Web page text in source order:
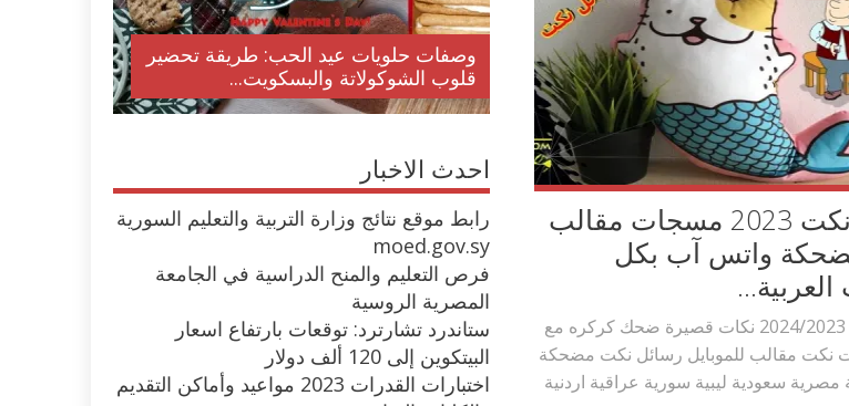
رسائل نكت 2023 مسجات مقالب
واتس آب بكل
رسائل نكت 2024/2023 نكات قصيرة ضحك كركره مع
نكت مقالب للموبايل رسائل نكت مضحكة
مصرية سعودية ليبية سورية عراقية اردنية
وصفات حلويات عيد الحب: طريقة تحضير
قلوب الشوكولاتة والبسكويت...
أكلات عيد راس السنة الميلادية
المجيد الكريسما...
احدث الاخبار
رابط موقع نتائج وزارة التربية والتعليم السورية
moed.gov.sy
فرص التعليم والمنح الدراسية في الجامعة
المصرية الروسية
ستاندرد تشارترد: توقعات بارتفاع اسعار
البيتكوين إلى 120 ألف دولار
اختبارات القدرات 2023 مواعيد وأماكن التقديم